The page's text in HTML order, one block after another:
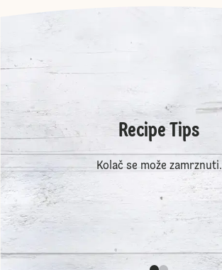
Recipe Tips
Kolač se može zamrznuti.